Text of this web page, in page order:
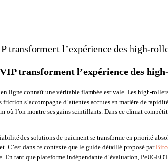
transforment l’expérience des
transforment l’expérience des
ligne connaît une véritable flambée estivale. Les
s’accompagne d’attentes accrues en matière de
où l’on montre ses gains scintillants​. Dans ce climat
des solutions de paiement se transforme en priorité
C’est dans ce contexte que le guide détaillé proposé par
tant que plateforme indépendante d’évaluation,